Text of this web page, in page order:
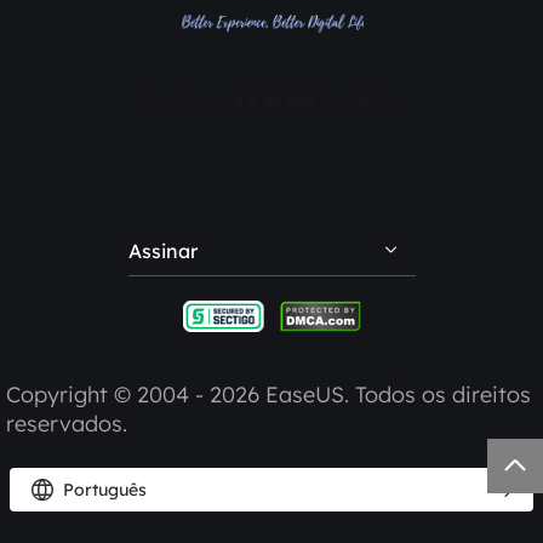
Reclamações e feedback
Assinar
Copyright © 2004 - 2026 EaseUS. Todos os direitos
reservados.
 Português 
